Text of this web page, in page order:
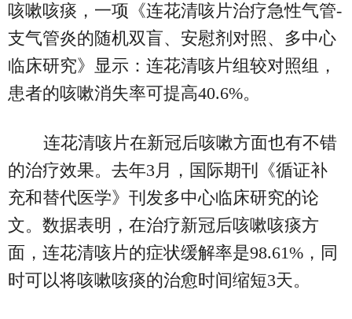
咳嗽咳痰，一项《连花清咳片治疗急性气管-
支气管炎的随机双盲、安慰剂对照、多中心
临床研究》显示：连花清咳片组较对照组，
患者的咳嗽消失率可提高40.6%。
连花清咳片在新冠后咳嗽方面也有不错
的治疗效果。去年3月，国际期刊《循证补
充和替代医学》刊发多中心临床研究的论
文。数据表明，在治疗新冠后咳嗽咳痰方
面，连花清咳片的症状缓解率是98.61%，同
时可以将咳嗽咳痰的治愈时间缩短3天。